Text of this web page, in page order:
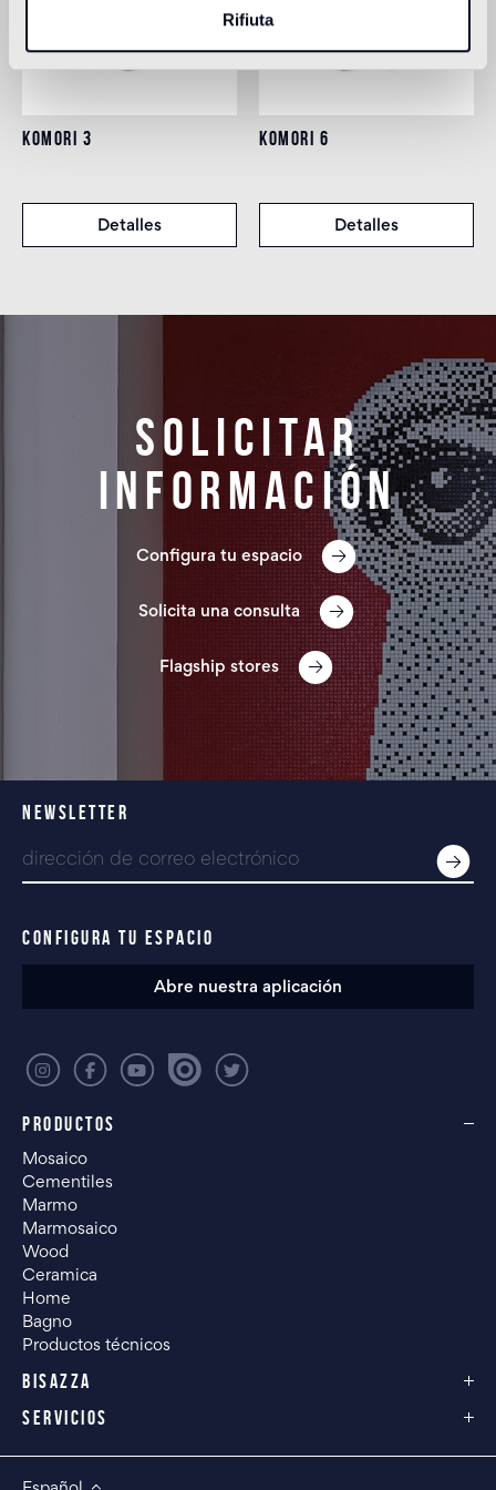
Rifiuta
KOMORI 3
Detalles
KOMORI 6
Detalles
Solicitar
información
Configura tu espacio
Solicita una consulta
Flagship stores
PRODUCTOS
Mosaico
Cementiles
Marmo
Marmosaico
Wood
Ceramica
Home
Bagno
Productos técnicos
BISAZZA
SERVICIOS
NEWSLETTER
CONFIGURA TU ESPACIO
Abre nuestra aplicación